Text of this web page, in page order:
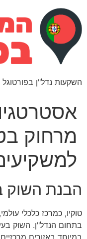
השקעות נדל"ן בפורטוגל
מרחוק
הבנת השוק
טוקיו, כמרכז כלכלי
בתחום הנדל"ן. השוק
במיוחד באזורים